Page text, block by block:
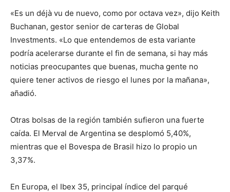
«Es un déjà vu de nuevo, como por octava vez», dijo Keith
Buchanan, gestor senior de carteras de Global
Investments. «Lo que entendemos de esta variante
podría acelerarse durante el fin de semana, si hay más
noticias preocupantes que buenas, mucha gente no
quiere tener activos de riesgo el lunes por la mañana»,
añadió.
Otras bolsas de la región también sufieron una fuerte
caída. El Merval de Argentina se desplomó 5,40%,
mientras que el Bovespa de Brasil hizo lo propio un
3,37%.
En Europa, el Ibex 35, principal índice del parqué